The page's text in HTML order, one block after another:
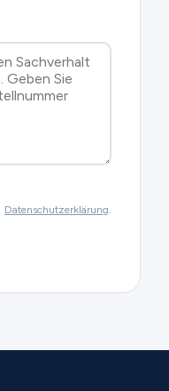
Datenschutzerklärung